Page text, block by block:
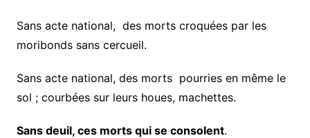
Sans acte national, des morts croquées par les
moribonds sans cercueil.
Sans acte national, des morts pourries en même le
sol ; courbées sur leurs houes, machettes.
Sans deuil, ces morts qui se consolent.